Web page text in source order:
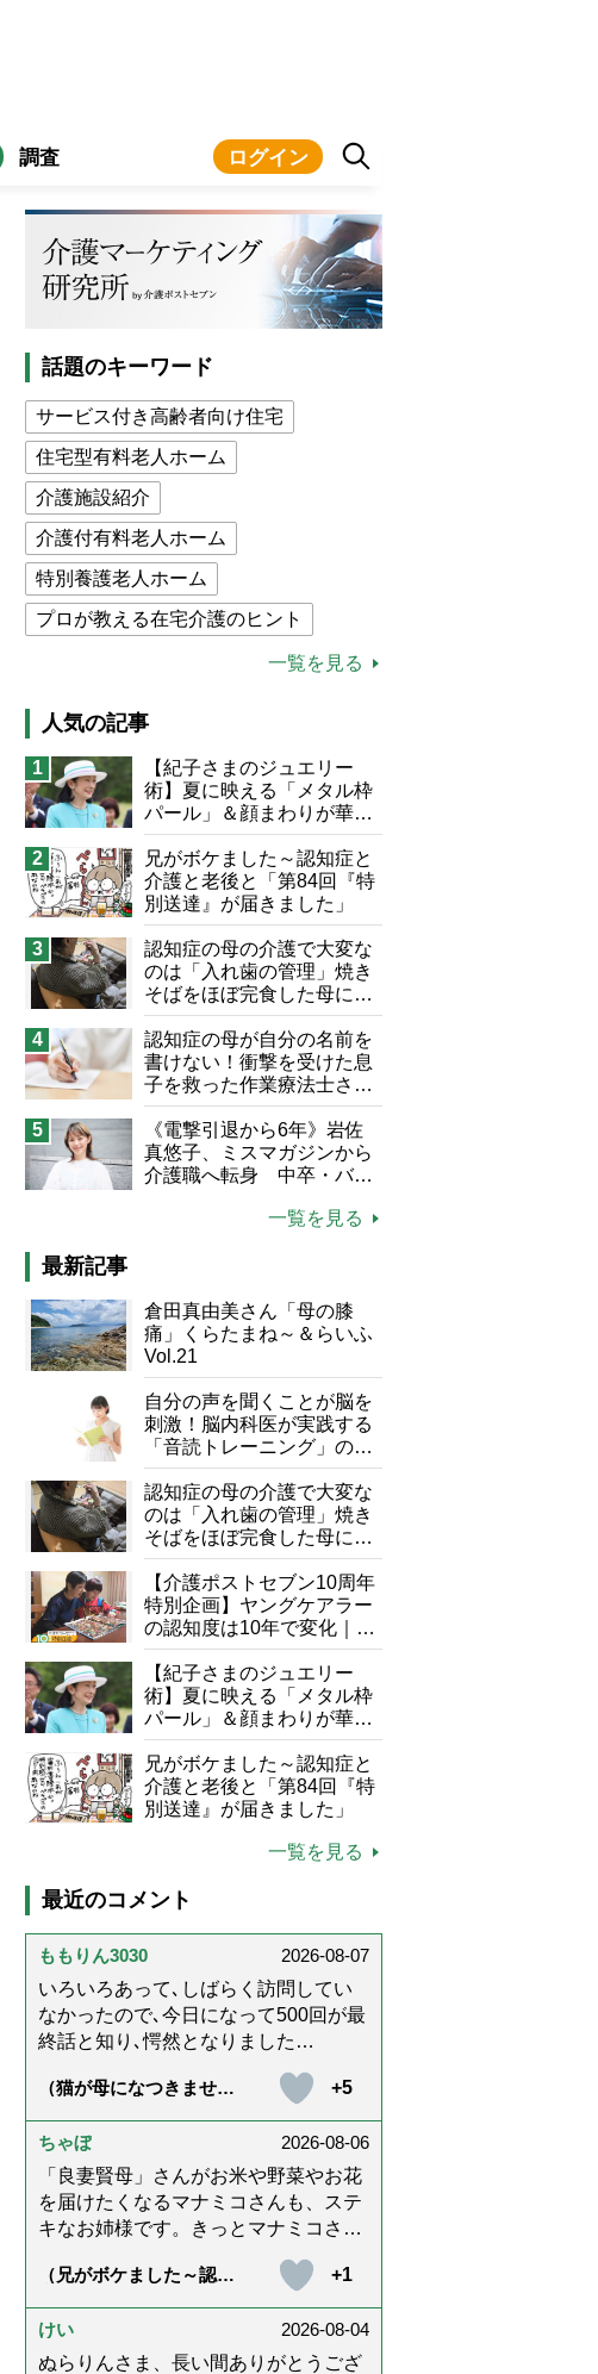
調査 ログイン
話題のキーワード
サービス付き高齢者向け住宅
住宅型有料老人ホーム
介護施設紹介
介護付有料老人ホーム
特別養護老人ホーム
プロが教える在宅介護のヒント
介護食
猫が母になつきません
息子の遠距離介護サバイバル術
兄がボケました
便利なサービス
予防法
一覧を見る
人気の記事
1
【紀子さまのジュエリー
術】夏に映える「メタル枠
パール」＆顔まわりが華や
ぐ「揺れる一粒」の使い分
け方
2
兄がボケました～認知症と
介護と老後と「第84回『特
別送達』が届きました」
3
認知症の母の介護で大変な
のは「入れ歯の管理」焼き
そばをほぼ完食した母に息
子が血の気が引いた理由
4
認知症の母が自分の名前を
書けない！衝撃を受けた息
子を救った作業療法士さん
の言葉
5
《電撃引退から6年》岩佐
真悠子、ミスマガジンから
介護職へ転身 中卒・バイ
た“居場所”「社会の役に立
一覧を見る
最新記事
倉田真由美さん「母の膝
痛」くらたまね～＆らいふ
Vol.21
自分の声を聞くことが脳を
刺激！脳内科医が実践する
「音読トレーニング」の極
意
認知症の母の介護で大変な
のは「入れ歯の管理」焼き
そばをほぼ完食した母に息
子が血の気が引いた理由
【介護ポストセブン10周年
特別企画】ヤングケアラー
の認知度は10年で変化｜流
行語大賞にノミネート、法
律にも明記されたが果たし
て現在は？
【紀子さまのジュエリー
術】夏に映える「メタル枠
パール」＆顔まわりが華や
ぐ「揺れる一粒」の使い分
け方
兄がボケました～認知症と
介護と老後と「第84回『特
別送達』が届きました」
一覧を見る
最近のコメント
ももりん3030
2026-08-07
いろいろあって､しばらく訪問してい
なかったので､今日になって500回が最
終話と知り､愕然となりました
ぬらりんさんのホッコリするイラスト
と文章が大好きでした❢❢ 介護では
身内に理解してもらえないもどかしさ
を感じたり､いろいろありましたが､ぬ
らりんさんの文章を読んで心救われた
ことが多々ありました。不定期での近
ゃん・隊長と､健やかにお過ごしくだ
さいね。ご多幸をお祈りしています
☆*゜
（猫が母になつきませ
う」【最終話】）
+5
ちゃぼ
2026-08-06
「良妻賢母」さんがお米や野菜やお花
を届けたくなるマナミコさんも、ステ
キなお姉様です。きっとマナミコさん
たくて、あれこれ詰めて持って来てく
ださってるのだと思います。 お二人と
も良いお友達ですね。
（兄がボケました～認知
回『特別送達』が届きま
した」）
+1
けい
2026-08-04
ぬらりんさま、長い間ありがとうござ